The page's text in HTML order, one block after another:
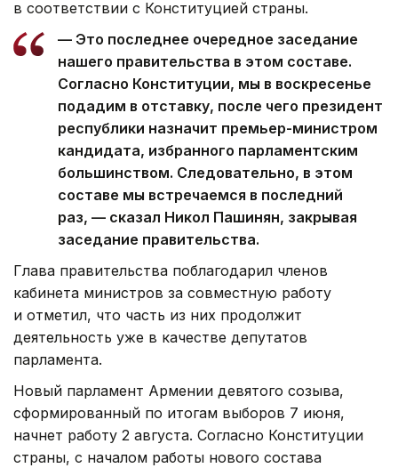
в соответствии с Конституцией страны.
— Это последнее очередное заседание
нашего правительства в этом составе.
Согласно Конституции, мы в воскресенье
подадим в отставку, после чего президент
республики назначит премьер-министром
кандидата, избранного парламентским
большинством. Следовательно, в этом
составе мы встречаемся в последний
раз, — сказал Никол Пашинян, закрывая
заседание правительства.
Глава правительства поблагодарил членов
кабинета министров за совместную работу
и отметил, что часть из них продолжит
деятельность уже в качестве депутатов
парламента.
Новый парламент Армении девятого созыва,
сформированный по итогам выборов 7 июня,
начнет работу 2 августа. Согласно Конституции
страны, с началом работы нового состава